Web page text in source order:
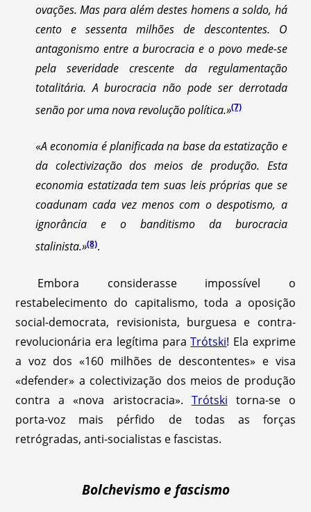
ovações. Mas para além destes homens a soldo, há
cento e sessenta milhões de descontentes. O
antagonismo entre a burocracia e o povo mede-se
pela severidade crescente da regulamentação
totalitária. A burocracia não pode ser derrotada
senão por uma nova revolução política.»(7)
«A economia é planificada na base da estatização e
da colectivização dos meios de produção. Esta
economia estatizada tem suas leis próprias que se
coadunam cada vez menos com o despotismo, a
ignorância e o banditismo da burocracia
stalinista.»(8).
Embora considerasse impossível o
restabelecimento do capitalismo, toda a oposição
social-democrata, revisionista, burguesa e contra-
revolucionária era legítima paraTrótski! Ela exprime
a voz dos «160 milhões de descontentes» e visa
«defender» a colectivização dos meios de produção
contra a «nova aristocracia». Trótski torna-se o
porta-voz mais pérfido de todas as forças
retrógradas, anti-socialistas e fascistas.
Bolchevismo e fascismo